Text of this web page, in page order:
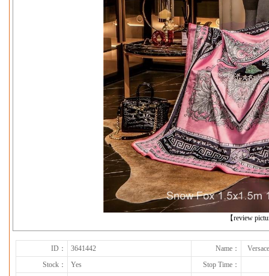
【review
下一张
ID： 3641442 Name：
Stock：
Yes
Stop Time：